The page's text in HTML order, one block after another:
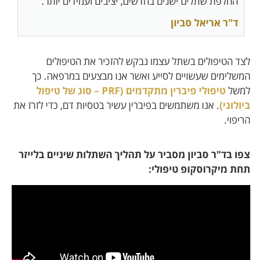
ד"ר אריאל סביון
לצד הטיפולים בשתל עצמו נבקש להזכיר את הטיפולים
המשלימים שעשויים לסייע ואשר אנו מבצעים במרפאה. כך
למשל
טיפולי פיברין מתקדמים (PRF – סוג של טיפול
ביולוגי). אנו משתמשים בפיברין עשיר בטסיות דם, כדי לזרז את
הריפוי.
צפו בד"ר סביון מסביר על תהליך השתלות שיניים בלייזר
תחת מיקרוסקופ טיפולי: